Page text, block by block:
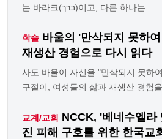
는 바라크(ברך)이고, 다른 하나는 ... ...
학술 바울의 '만삭되지 못하
재생산 경험으로 다시 읽다
사도 바울이 자신을 "만삭되지 못하
구절이, 여성들의 삶과 재생산 경험
교계/교회 NCCK, '베네수엘라
진 피해 구호를 위한 한국교